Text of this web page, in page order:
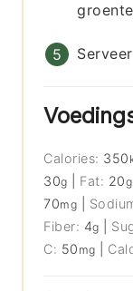
Calories: 350
30g Fat: 20g
70mg
Fiber: 4g
C: 50 mg